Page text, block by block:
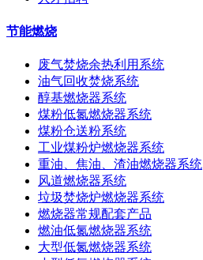
节能燃烧
废气焚烧余热利用系统
油气回收焚烧系统
醇基燃烧器系统
煤粉低氮燃烧器系统
煤粉仓送粉系统
工业煤粉炉燃烧器系统
重油、焦油、渣油燃烧器系统
风道燃烧器系统
垃圾焚烧炉燃烧器系统
燃烧器常规配套产品
燃油低氮燃烧器系统
大型低氮燃烧器系统